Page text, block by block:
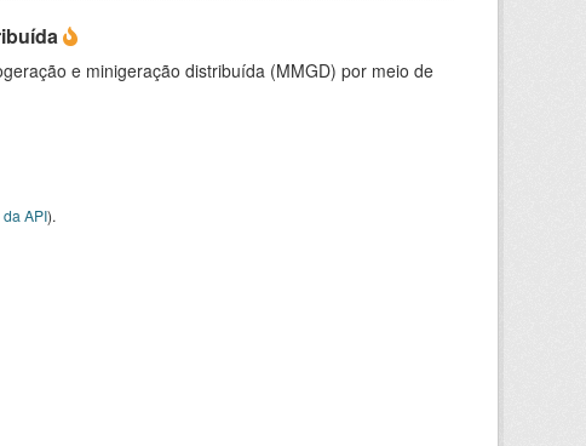
e minigeração distribuída (MMGD) por meio de
API).